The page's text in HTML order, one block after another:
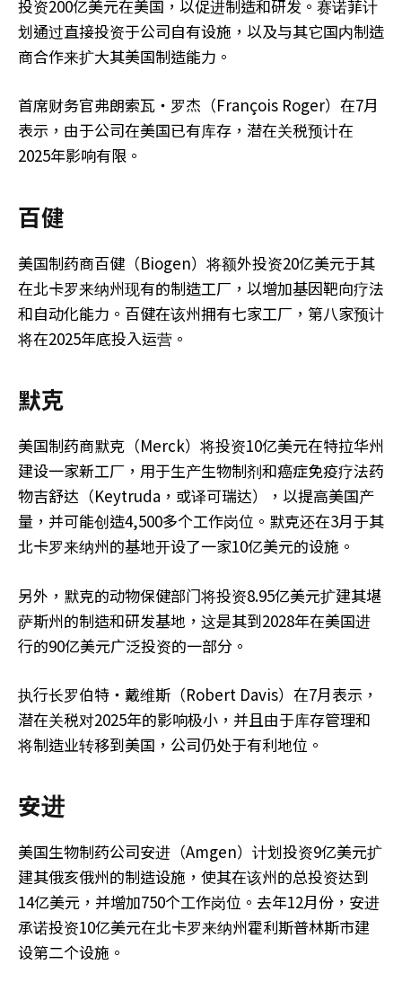
投资200亿美元在美国，以促进制造和研发。赛诺菲计
划通过直接投资于公司自有设施，以及与其它国内制造
商合作来扩大其美国制造能力。
首席财务官弗朗索瓦‧罗杰（François Roger）在7月
表示，由于公司在美国已有库存，潜在关税预计在
2025年影响有限。
百健
美国制药商百健（Biogen）将额外投资20亿美元于其
在北卡罗来纳州现有的制造工厂，以增加基因靶向疗法
和自动化能力。百健在该州拥有七家工厂，第八家预计
将在2025年底投入运营。
默克
美国制药商默克（Merck）将投资10亿美元在特拉华州
建设一家新工厂，用于生产生物制剂和癌症免疫疗法药
物吉舒达（Keytruda，或译可瑞达），以提高美国产
量，并可能创造4,500多个工作岗位。默克还在3月于其
北卡罗来纳州的基地开设了一家10亿美元的设施。
另外，默克的动物保健部门将投资8.95亿美元扩建其堪
萨斯州的制造和研发基地，这是其到2028年在美国进
行的90亿美元广泛投资的一部分。
执行长罗伯特‧戴维斯（Robert Davis）在7月表示，
潜在关税对2025年的影响极小，并且由于库存管理和
将制造业转移到美国，公司仍处于有利地位。
安进
美国生物制药公司安进（Amgen）计划投资9亿美元扩
建其俄亥俄州的制造设施，使其在该州的总投资达到
14亿美元，并增加750个工作岗位。去年12月份，安进
承诺投资10亿美元在北卡罗来纳州霍利斯普林斯市建
设第二个设施。